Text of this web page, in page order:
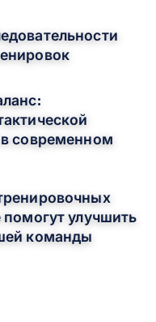
современном
улучшить
команды